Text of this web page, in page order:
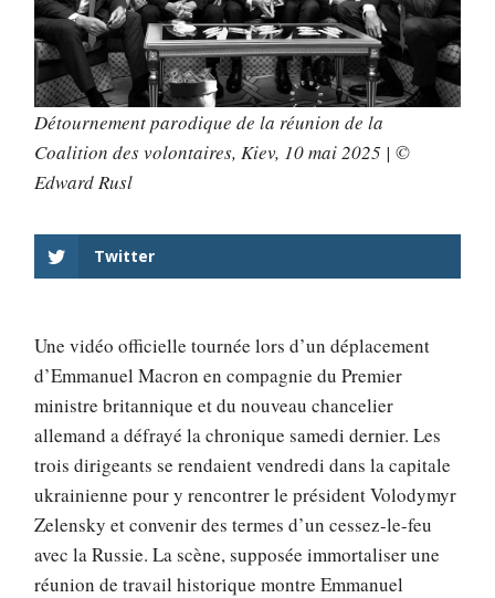
Détournement parodique de la réunion de la
Coalition des volontaires, Kiev, 10 mai 2025 |©
Edward Rusl
Twitter
Une vidéo officielle tournée lors d’un déplacement
d’Emmanuel Macron en compagnie du Premier
ministre britannique et du nouveau chancelier
allemand a défrayé la chronique samedi dernier. Les
trois dirigeants se rendaient vendredi dans la capitale
ukrainienne pour y rencontrer le président Volodymyr
Zelensky et convenir des termes d’un cessez-le-feu
avec la Russie. La scène, supposée immortaliser une
réunion de travail historique montre Emmanuel